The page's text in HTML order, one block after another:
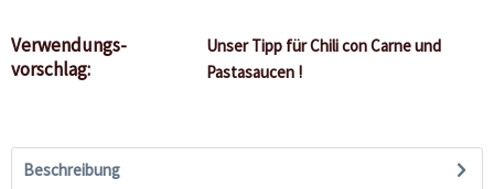
Verwendungs-
vorschlag:
Unser Tipp für Chili con Carne und
Pastasaucen !
Beschreibung